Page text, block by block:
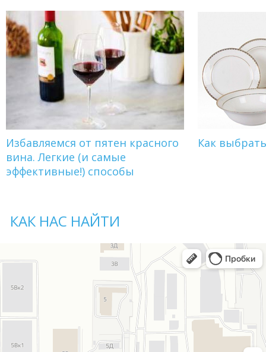
Избавляемся от пятен красного
вина. Легкие (и самые
эффективные!) способы
Как
КАК НАС НАЙТИ